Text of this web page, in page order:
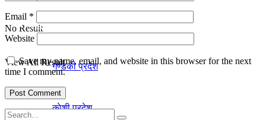
No Result
View All Result
प्रदेश
गण्डकी प्रदेश
काेशी प्रदेश
Email *
Website
Save my name, email, and website in this browser for the next
time I comment.